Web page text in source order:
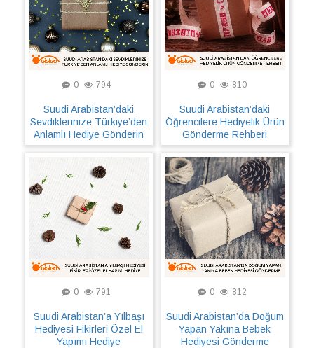
0 794
Suudi Arabistan’daki
Sevdiklerinize Türkiye’den
Anlamlı Hediye Gönderin
0 810
Suudi Arabistan’daki
Öğrencilere Hediyelik Ürün
Gönderme Rehberi
0 791
Suudi Arabistan’a Yılbaşı
Hediyesi Fikirleri Özel El
Yapımı Hediye
0 812
Suudi Arabistan’da Doğum
Yapan Yakına Bebek
Hediyesi Gönderme